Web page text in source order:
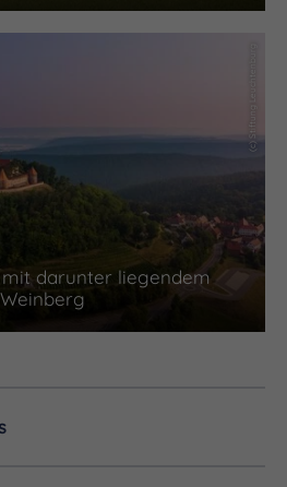
(c) Stiftung Leuchtenburg
darunter liegendem
Weinberg